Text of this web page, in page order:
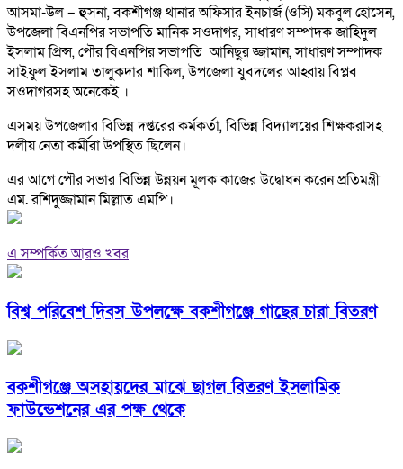
আসমা-উল – হুসনা, বকশীগঞ্জ থানার অফিসার ইনচার্জ (ওসি) মকবুল হোসেন,
উপজেলা বিএনপির সভাপতি মানিক সওদাগর, সাধারণ সম্পাদক জাহিদুল
ইসলাম প্রিন্স, পৌর বিএনপির সভাপতি আনিছুর জ্জামান, সাধারণ সম্পাদক
সাইফুল ইসলাম তালুকদার শাকিল, উপজেলা যুবদলের আহ্বায় বিপ্লব
সওদাগরসহ অনেকেই ।
এসময় উপজেলার বিভিন্ন দপ্তরের কর্মকর্তা, বিভিন্ন বিদ্যালয়ের শিক্ষকরাসহ
দলীয় নেতা কর্মীরা উপস্থিত ছিলেন।
এর আগে পৌর সভার বিভিন্ন উন্নয়ন মূলক কাজের উদ্বোধন করেন প্রতিমন্ত্রী
এম. রশিদুজ্জামান মিল্লাত এমপি।
এ সম্পর্কিত আরও খবর
বিশ্ব পরিবেশ দিবস উপলক্ষে বকশীগঞ্জে গাছের চারা বিতরণ
বকশীগঞ্জে অসহায়দের মাঝে ছাগল বিতরণ ইসলামিক
ফাউন্ডেশনের এর পক্ষ থেকে